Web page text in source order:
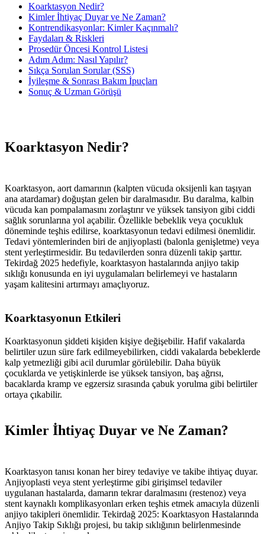
Koarktasyon Nedir?
Kimler İhtiyaç Duyar ve Ne Zaman?
Kontrendikasyonlar: Kimler Kaçınmalı?
Faydaları & Riskleri
Prosedür Öncesi Kontrol Listesi
Adım Adım: Nasıl Yapılır?
Sıkça Sorulan Sorular (SSS)
İyileşme & Sonrası Bakım İpuçları
Sonuç & Uzman Görüşü
Koarktasyon Nedir?
Koarktasyon, aort damarının (kalpten vücuda oksijenli kan taşıyan
ana atardamar) doğuştan gelen bir daralmasıdır. Bu daralma, kalbin
vücuda kan pompalamasını zorlaştırır ve yüksek tansiyon gibi ciddi
sağlık sorunlarına yol açabilir. Özellikle bebeklik veya çocukluk
döneminde teşhis edilirse, koarktasyonun tedavi edilmesi önemlidir.
Tedavi yöntemlerinden biri de anjiyoplasti (balonla genişletme) veya
stent yerleştirmesidir. Bu tedavilerden sonra düzenli takip şarttır.
Tekirdağ 2025 hedefiyle, koarktasyon hastalarında anjiyo takip
sıklığı konusunda en iyi uygulamaları belirlemeyi ve hastaların
yaşam kalitesini artırmayı amaçlıyoruz.
Koarktasyonun Etkileri
Koarktasyonun şiddeti kişiden kişiye değişebilir. Hafif vakalarda
belirtiler uzun süre fark edilmeyebilirken, ciddi vakalarda bebeklerde
kalp yetmezliği gibi acil durumlar görülebilir. Daha büyük
çocuklarda ve yetişkinlerde ise yüksek tansiyon, baş ağrısı,
bacaklarda kramp ve egzersiz sırasında çabuk yorulma gibi belirtiler
ortaya çıkabilir.
Kimler İhtiyaç Duyar ve Ne Zaman?
Koarktasyon tanısı konan her birey tedaviye ve takibe ihtiyaç duyar.
Anjiyoplasti veya stent yerleştirme gibi girişimsel tedaviler
uygulanan hastalarda, damarın tekrar daralmasını (restenoz) veya
stent kaynaklı komplikasyonları erken teşhis etmek amacıyla düzenli
anjiyo takipleri önemlidir. Tekirdağ 2025: Koarktasyon Hastalarında
Anjiyo Takip Sıklığı projesi, bu takip sıklığının belirlenmesinde